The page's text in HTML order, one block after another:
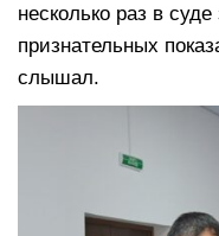
несколько раз в
признательных
слышал.